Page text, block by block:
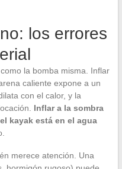
los errores
la bomba misma. Inflar
caliente expone a un
con el calor, y la
Inflar a la sombra
kayak está en el agua
merece atención. Una